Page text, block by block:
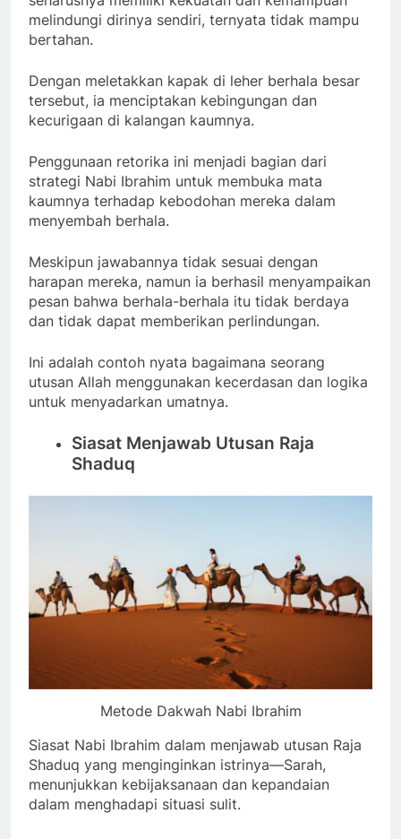
melindungi dirinya sendiri, ternyata tidak mampu
bertahan.
Dengan meletakkan kapak di leher berhala besar
tersebut, ia menciptakan kebingungan dan
kecurigaan di kalangan kaumnya.
Penggunaan retorika ini menjadi bagian dari
strategi Nabi Ibrahim untuk membuka mata
kaumnya terhadap kebodohan mereka dalam
menyembah berhala.
Meskipun jawabannya tidak sesuai dengan
harapan mereka, namun ia berhasil menyampaikan
pesan bahwa berhala-berhala itu tidak berdaya
dan tidak dapat memberikan perlindungan.
Ini adalah contoh nyata bagaimana seorang
utusan Allah menggunakan kecerdasan dan logika
untuk menyadarkan umatnya.
Siasat Menjawab Utusan Raja
Shaduq
Metode Dakwah Nabi Ibrahim
Siasat Nabi Ibrahim dalam menjawab utusan Raja
Shaduq yang menginginkan istrinya—Sarah,
menunjukkan kebijaksanaan dan kepandaian
dalam menghadapi situasi sulit.